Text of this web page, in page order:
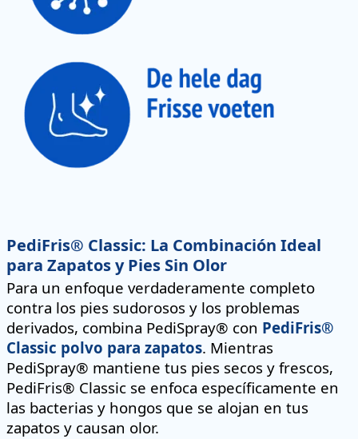
PediFris® Classic: La Combinación Ideal
para Zapatos y Pies Sin Olor
Para un enfoque verdaderamente completo
contra los pies sudorosos y los problemas
derivados, combina PediSpray® con PediFris®
Classic polvo para zapatos. Mientras
PediSpray® mantiene tus pies secos y frescos,
PediFris® Classic se enfoca específicamente en
las bacterias y hongos que se alojan en tus
zapatos y causan olor.